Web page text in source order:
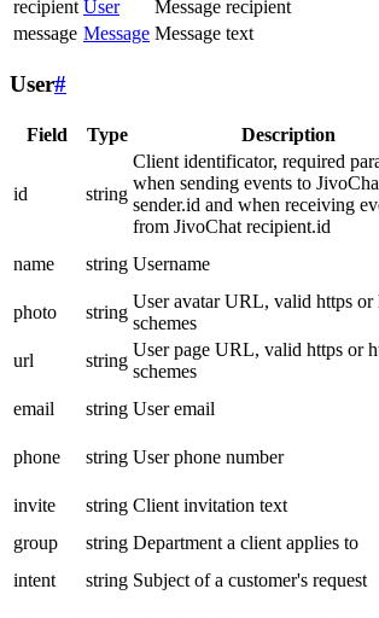
recipient User
Message recipient
message Message Message text
User#
Field Type Description
id string
Client identificator, required
when sending events to
sender.id and when receiving
from JivoChat recipient.id
name string Username
photo
string
User avatar URL, valid https or
schemes
url
string
User page URL, valid https or
schemes
email
string User email
phone
string User phone number
invite
string Client invitation text
group
string Department a client applies to
intent
string Subject of a customer's request